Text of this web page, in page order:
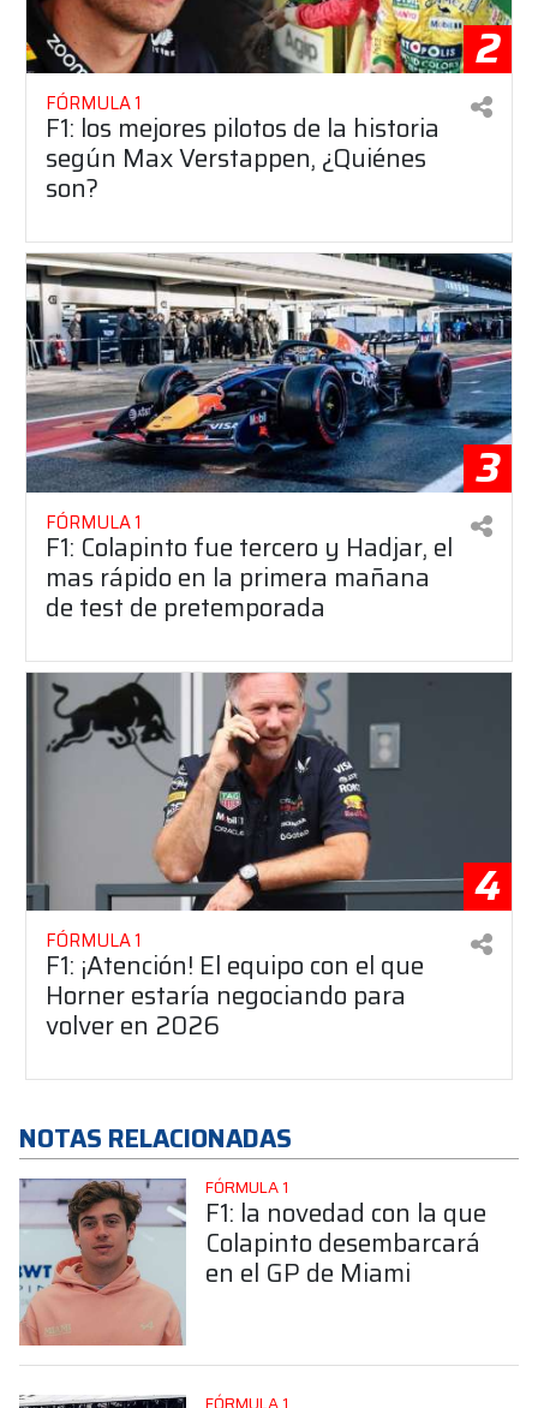
2
FÓRMULA 1
F1: los mejores pilotos de la historia
según Max Verstappen, ¿Quiénes
son?
3
FÓRMULA 1
F1: Colapinto fue tercero y Hadjar, el
mas rápido en la primera mañana
de test de pretemporada
4
FÓRMULA 1
F1: ¡Atención! El equipo con el que
Horner estaría negociando para
volver en 2026
NOTAS RELACIONADAS
FÓRMULA 1
F1: la novedad con la que
Colapinto desembarcará
en el GP de Miami